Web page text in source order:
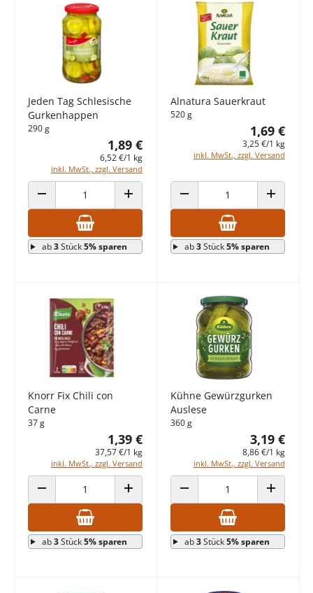
Jeden Tag Schlesische
Gurkenhappen
290 g
1,89 €
6,52 €/1 kg
inkl. MwSt., zzgl. Versand
ANZAHL VERRINGERN ANZAHL ERHÖHEN
ab3Stück5% sparen
Alnatura Sauerkraut
520 g
1,69 €
3,25 €/1 kg
inkl. MwSt., zzgl. Versand
ANZAHL VERRINGERN ANZAHL
ab3Stück5% sparen
Knorr Fix Chili con
Carne
37 g
1,39 €
37,57 €/1 kg
inkl. MwSt., zzgl. Versand
ANZAHL VERRINGERN ANZAHL ERHÖHEN
ab3Stück5% sparen
Kühne Gewürzgurken
Auslese
360 g
3,19 €
8,86 €/1 kg
inkl. MwSt., zzgl. Versand
ANZAHL VERRINGERN ANZAHL
ab3Stück5% sparen